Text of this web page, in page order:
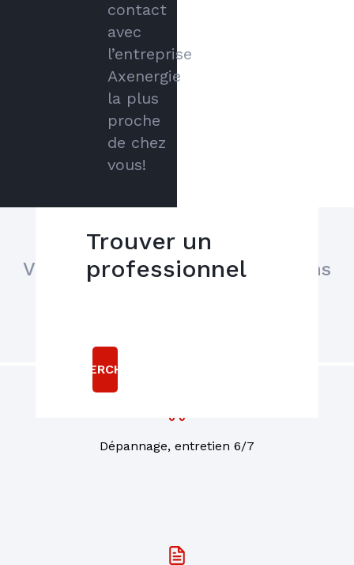
contact
avec
l’entreprise
Axenergie
la plus
proche
de chez
vous!
Trouver un
professionnel
RECHERCHER
Veuillez sélectionner vos besoins
Dépannage, entretien 6/7